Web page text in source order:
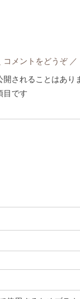
コメントをどうぞ
開されることはあり
目です